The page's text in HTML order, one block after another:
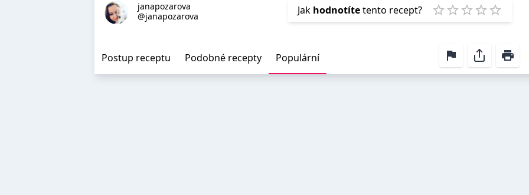
janapozarova
@janapozarova
Jak hodnotítetento recept?
1 Star
2 Stars
3 Stars
4 Stars
5
Postup receptu Podobné recepty Populární